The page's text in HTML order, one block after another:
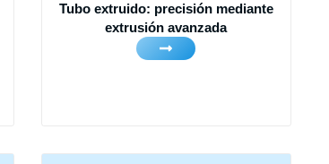
Tubo extruido: precisión mediante
extrusión avanzada